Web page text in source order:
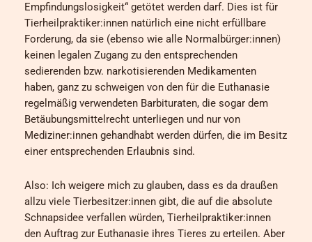
Empfindungslosigkeit“ getötet werden darf. Dies ist für
Tierheilpraktiker:innen natürlich eine nicht erfüllbare
Forderung, da sie (ebenso wie alle Normalbürger:innen)
keinen legalen Zugang zu den entsprechenden
sedierenden bzw. narkotisierenden Medikamenten
haben, ganz zu schweigen von den für die Euthanasie
regelmäßig verwendeten Barbituraten, die sogar dem
Betäubungsmittelrecht unterliegen und nur von
Mediziner:innen gehandhabt werden dürfen, die im Besitz
einer entsprechenden Erlaubnis sind.
Also: Ich weigere mich zu glauben, dass es da draußen
allzu viele Tierbesitzer:innen gibt, die auf die absolute
Schnapsidee verfallen würden, Tierheilpraktiker:innen
den Auftrag zur Euthanasie ihres Tieres zu erteilen. Aber